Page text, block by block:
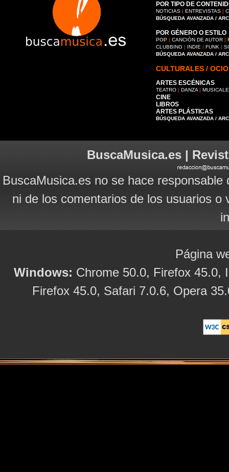
POR TIPO DE
NOTICIAS | ENTREVISTAS |
BÚSQUEDA AVANZADA /
POR GÉNERO O ESTILO
POP | CANCIÓN DE AUTOR |
CLUBBING | INDIE | FUNK |
BÚSQUEDA AVANZADA /
CULTURALES / OCIO
ARTES ESCÉNICAS
TEATRO | DANZA |
CINE
LIBROS
ARTES PLÁSTICAS
BÚSQUEDA AVANZADA /
BuscaMusica.es |
BuscaMusica.es no se hace
ni de los comentarios de los usuarios
Página
Windows: Chrome 50.0, Firefox 45.0,
Firefox 45.0, Safari 7.0.6, Opera